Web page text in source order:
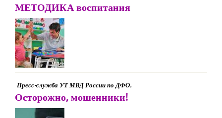
МЕТОДИКА воспитания
Пресс-служба УТ МВД России по ДФО.
Осторожно, мошенники!